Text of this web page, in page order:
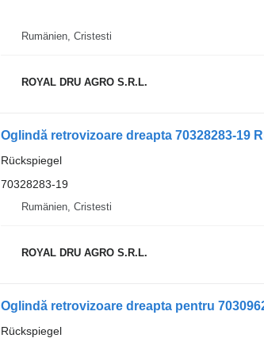
Rumänien, Cristesti
ROYAL DRU AGRO S.R.L.
Oglindă retrovizoare dreapta 70328283-19
Rückspiegel
70328283-19
Rumänien, Cristesti
ROYAL DRU AGRO S.R.L.
Oglindă retrovizoare dreapta pentru
Rückspiegel